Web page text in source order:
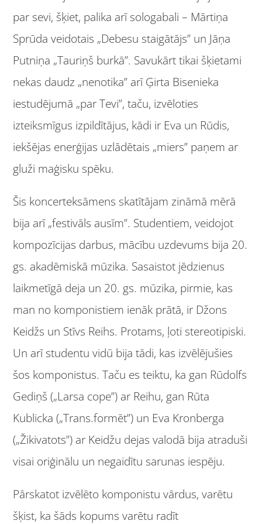
par sevi, šķiet, palika arī sologabali – Mārtiņa
Sprūda veidotais „Debesu staigātājs” un Jāņa
Putniņa „Tauriņš burkā”. Savukārt tikai šķietami
nekas daudz „nenotika” arī Ģirta Bisenieka
iestudējumā „par Tevi”, taču, izvēloties
izteiksmīgus izpildītājus, kādi ir Eva un Rūdis,
iekšējas enerģijas uzlādētais „miers” paņem ar
gluži maģisku spēku.
Šis koncerteksāmens skatītājam zināmā mērā
bija arī „festivāls ausīm”. Studentiem, veidojot
kompozīcijas darbus, mācību uzdevums bija 20.
gs. akadēmiskā mūzika. Sasaistot jēdzienus
laikmetīgā deja un 20. gs. mūzika, pirmie, kas
man no komponistiem ienāk prātā, ir Džons
Keidžs un Stīvs Reihs. Protams, ļoti stereotipiski.
Un arī studentu vidū bija tādi, kas izvēlējušies
šos komponistus. Taču es teiktu, ka gan Rūdolfs
Gediņš („Larsa cope”) ar Reihu, gan Rūta
Kublicka („Trans.formēt”) un Eva Kronberga
(„Žikivatots”) ar Keidžu dejas valodā bija atraduši
visai oriģinālu un negaidītu sarunas iespēju.
Pārskatot izvēlēto komponistu vārdus, varētu
šķist, ka šāds kopums varētu radīt